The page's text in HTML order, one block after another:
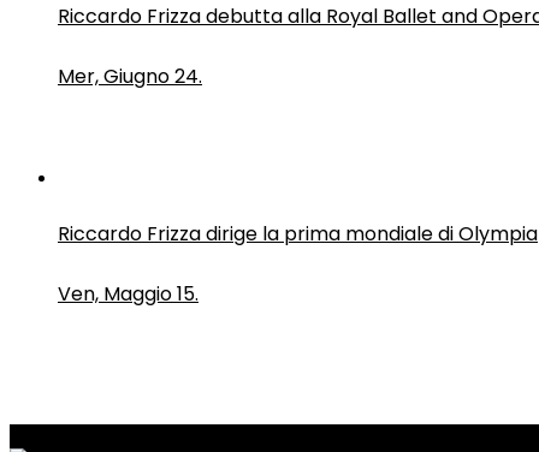
Riccardo Frizza debutta alla Royal Ballet and
Mer, Giugno 24.
Riccardo Frizza dirige la prima mondiale di Olympia
Ven, Maggio 15.